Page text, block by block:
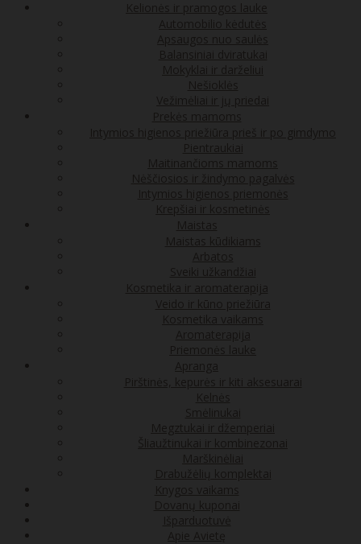
Kelionės ir pramogos lauke
Automobilio kėdutės
Apsaugos nuo saulės
Balansiniai dviratukai
Mokyklai ir darželiui
Nešioklės
Vežimėliai ir jų priedai
Prekės mamoms
Intymios higienos priežiūra prieš ir po gimdymo
Pientraukiai
Maitinančioms mamoms
Nėščiosios ir žindymo pagalvės
Intymios higienos priemonės
Krepšiai ir kosmetinės
Maistas
Maistas kūdikiams
Arbatos
Sveiki užkandžiai
Kosmetika ir aromaterapija
Veido ir kūno priežiūra
Kosmetika vaikams
Aromaterapija
Priemonės lauke
Apranga
Pirštinės, kepurės ir kiti aksesuarai
Kelnės
Smėlinukai
Megztukai ir džemperiai
Šliaužtinukai ir kombinezonai
Marškinėliai
Drabužėlių komplektai
Knygos vaikams
Dovanų kuponai
Išparduotuvė
Apie Avietę